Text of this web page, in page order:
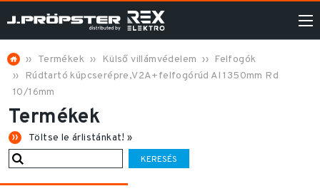
Termékek Külső villámvédelem
Felfogók
Rúdtartó kúpcserépre,V2A+felfogórúd Al 1350mm Rd
10/16mm
Termékek
Töltse le árlistánkat! »
KERESÉS